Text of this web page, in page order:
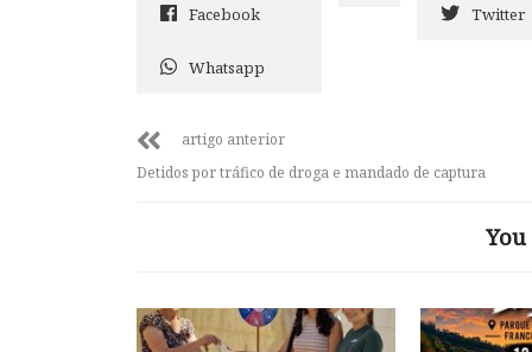
Facebook Twitter
Whatsapp
artigo anterior
Detidos por tráfico de droga e mandado de captura